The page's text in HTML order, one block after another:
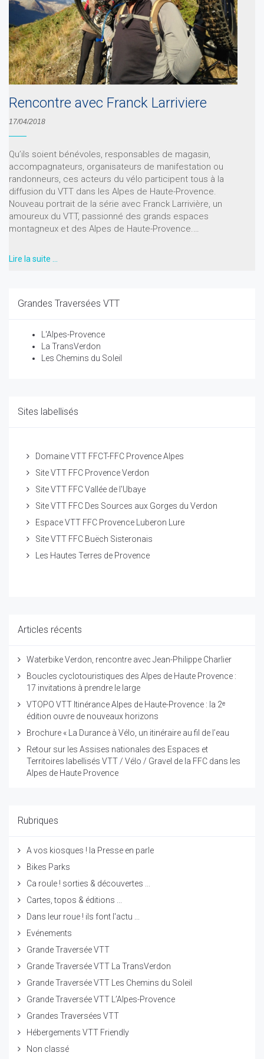
Rencontre avec Franck Larriviere
17/04/2018
Qu’ils soient bénévoles, responsables de magasin,
accompagnateurs, organisateurs de manifestation ou
randonneurs, ces acteurs du vélo participent tous à la
diffusion du VTT dans les Alpes de Haute-Provence.
Nouveau portrait de la série avec Franck Larrivière, un
amoureux du VTT, passionné des grands espaces
montagneux et des Alpes de Haute-Provence.…
Lire la suite …
Grandes Traversées VTT
L'Alpes-Provence
La TransVerdon
Les Chemins du Soleil
Sites labellisés
Domaine VTT FFCT-FFC Provence Alpes
Site VTT FFC Provence Verdon
Site VTT FFC Vallée de l'Ubaye
Site VTT FFC Des Sources aux Gorges du Verdon
Espace VTT FFC Provence Luberon Lure
Site VTT FFC Buëch Sisteronais
Les Hautes Terres de Provence
Articles récents
Waterbike Verdon, rencontre avec Jean-Philippe Charlier
Boucles cyclotouristiques des Alpes de Haute Provence :
17 invitations à prendre le large
VTOPO VTT Itinérance Alpes de Haute-Provence : la 2ᵉ
édition ouvre de nouveaux horizons
Brochure « La Durance à Vélo, un itinéraire au fil de l’eau
Retour sur les Assises nationales des Espaces et
Territoires labellisés VTT / Vélo / Gravel de la FFC dans les
Alpes de Haute Provence
Rubriques
A vos kiosques ! la Presse en parle
Bikes Parks
Ca roule ! sorties & découvertes ...
Cartes, topos & éditions ...
Dans leur roue ! ils font l'actu ...
Evénements
Grande Traversée VTT
Grande Traversée VTT La TransVerdon
Grande Traversée VTT Les Chemins du Soleil
Grande Traversée VTT L’Alpes-Provence
Grandes Traversées VTT
Hébergements VTT Friendly
Non classé